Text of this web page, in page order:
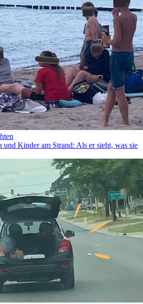
und Kinder am Strand: Als er sieht, was sie